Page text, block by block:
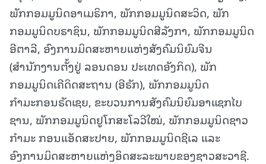
ພັກກອມມູນິດອາເມຣິກາ, ພັກກອມມູນິດສະວິດ, ພັກ
ກອມມູນິດບຣາຊິນ, ພັກກອມມູນິດສີລັງກາ, ພັກກອມມູນິດ
ອີຕາລີ, ອົງການມິດສະຫາຍແຫ່ງສັງຄົມນິຍົມຈີນ
(ສຳນັກງານຕັ້ງຢູ່ ລອນດອນ ປະເທດອັງກິດ), ພັກ
ກອມມູນິດເຄີດິດສະຖານ (ອີຣັກ), ພັກກອມມູນິດ
ກຳມະກອນຣັດເຊຍ, ຂະບວນການສັງຄົມນິຍົມອາແຊກໄບ
ຊານ, ພັກກອມມູນິດຢູໂກສະໂລວີໃໝ່, ພັກກອມມູນິດຊາວ
ກຳມະ ກອນແອັດສະປາຍ, ພັກກອມມູນິດຊີເລ ແລະ
ອົງການມິດສະຫາຍແຫ່ງອິດສະລະພາບຂອງຊາວສະວາຊີ.